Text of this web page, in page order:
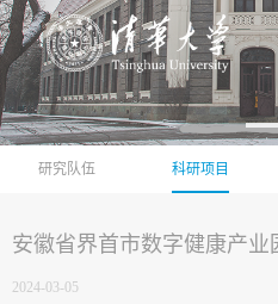
研究队伍 科研项目
安徽省界首市数字健康产业
2024-03-05